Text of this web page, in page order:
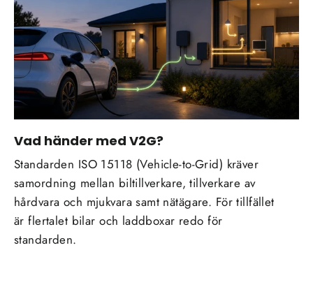
Vad händer med V2G?
Standarden ISO 15118 (Vehicle-to-Grid) kräver
samordning mellan biltillverkare, tillverkare av
hårdvara och mjukvara samt nätägare. För tillfället
är flertalet bilar och laddboxar redo för
standarden.